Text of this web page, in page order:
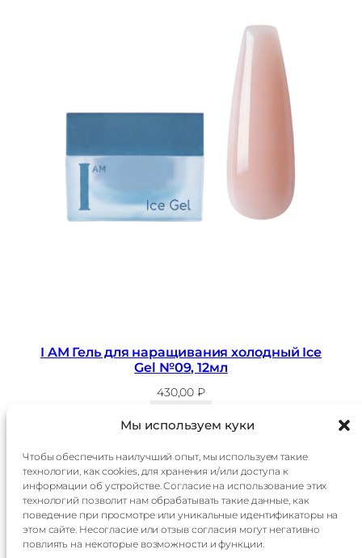
Мы используем куки
Чтобы обеспечить наилучший опыт, мы используем такие
технологии, как cookies, для хранения и/или доступа к
информации об устройстве. Согласие на использование этих
технологий позволит нам обрабатывать такие данные, как
поведение при просмотре или уникальные идентификаторы на
этом сайте. Несогласие или отзыв согласия могут негативно
повлиять на некоторые возможности и функции.
I AM Гель для наращивания холодный Ice
Gel №09, 12мл
430,00₽
Главная
Каталог
О
компании
Доставка
Оплата
Контакты
Контакты: